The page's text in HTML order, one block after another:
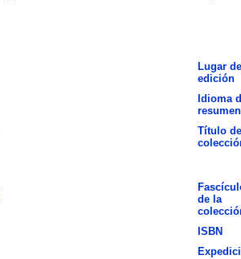
Lugar de
edición
Idioma
resumen
Título
de la
ISBN